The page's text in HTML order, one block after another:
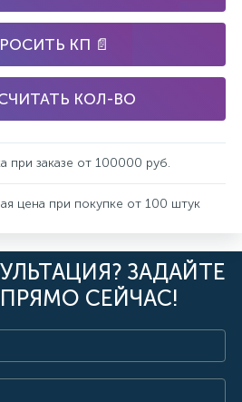
КП 📄
КОЛ-ВО
при заказе от 100000 руб.
цена при покупке от 100 штук
ЗАДАЙТЕ
СЕЙЧАС!